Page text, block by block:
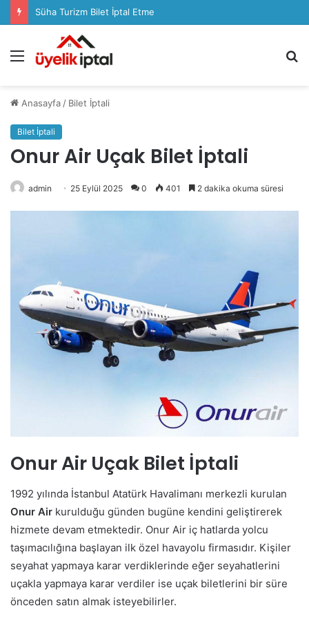
Süha Turizm Bilet İptal Etme
Menü
Anasayfa / Bilet İptali
Bilet İptali
Onur Air Uçak Bilet İptali
admin 25 Eylül 2025 0 401 2 dakika okuma süresi
Onur Air Uçak Bilet İptali
1992 yılında İstanbul Atatürk Havalimanı merkezli kurulan
Onur Air kurulduğu günden bugüne kendini geliştirerek
hizmete devam etmektedir. Onur Air iç hatlarda yolcu
taşımacılığına başlayan ilk özel havayolu firmasıdır. Kişiler
seyahat yapmaya karar verdiklerinde eğer seyahatlerini
uçakla yapmaya karar verdiler ise uçak biletlerini bir süre
önceden satın almak isteyebilirler.